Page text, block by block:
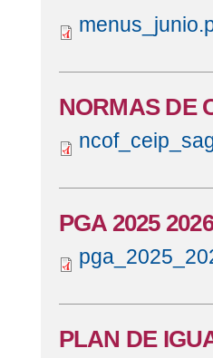
NORMAS DE
PGA 2025 2026
PLAN DE